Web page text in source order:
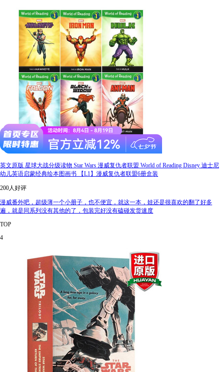
英文原版 星球大战分级读物 Star Wars 漫威复仇者联盟 World of Reading Disney 迪士尼
幼儿英语启蒙经典绘本图画书 【L1】漫威复仇者联盟6册盒装
200人好评
漫威番外吧，超级薄一个小册子，也不便宜，就这一本，娃还是很喜欢的翻了好多
遍，就是同系列没有其他的了，包装完好没有磕碰发货速度
TOP
4